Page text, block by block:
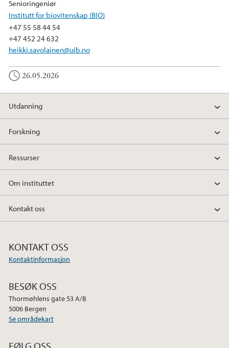
Senioringeniør
Institutt for biovitenskap (BIO)
+47 55 58 44 54
+47 452 24 632
heikki.savolainen@uib.no
26.05.2026
Utdanning
Forskning
Ressurser
Om instituttet
Kontakt oss
KONTAKT OSS
Kontaktinformasjon
BESØK OSS
Thormøhlens gate 53 A/B
5006 Bergen
Se områdekart